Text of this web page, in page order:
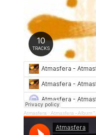
Atmasfera · Atmasfera - Album